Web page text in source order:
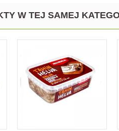
W TEJ SAMEJ